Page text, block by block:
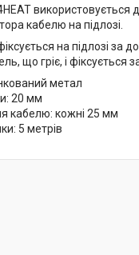
використовується
кабелю на підлозі.
на підлозі за
що гріє, і фіксується
метал
20 мм
кабелю: кожні 25 мм
5 метрів